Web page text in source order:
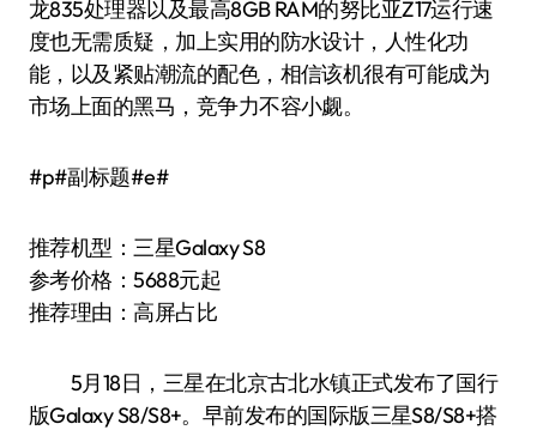
龙835处理器以及最高8GB RAM的努比亚Z17运行速
度也无需质疑，加上实用的防水设计，人性化功
能，以及紧贴潮流的配色，相信该机很有可能成为
市场上面的黑马，竞争力不容小觑。
#p#副标题#e#
推荐机型：三星Galaxy S8
参考价格：5688元起
推荐理由：高屏占比
5月18日，三星在北京古北水镇正式发布了国行
版Galaxy S8/S8+。早前发布的国际版三星S8/S8+搭